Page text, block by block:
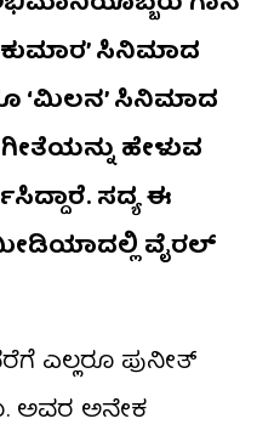
ಸಿನಿಮಾದ
‘ಮಿಲನ’ ಸಿನಿಮಾದ
ಗೀತೆಯನ್ನು ಹೇಳುವ
ಸದ್ಯ ಈ
ವೈರಲ್​
ಎಲ್ಲರೂ ಪುನೀತ್​
ಅವರ ಅನೇಕ